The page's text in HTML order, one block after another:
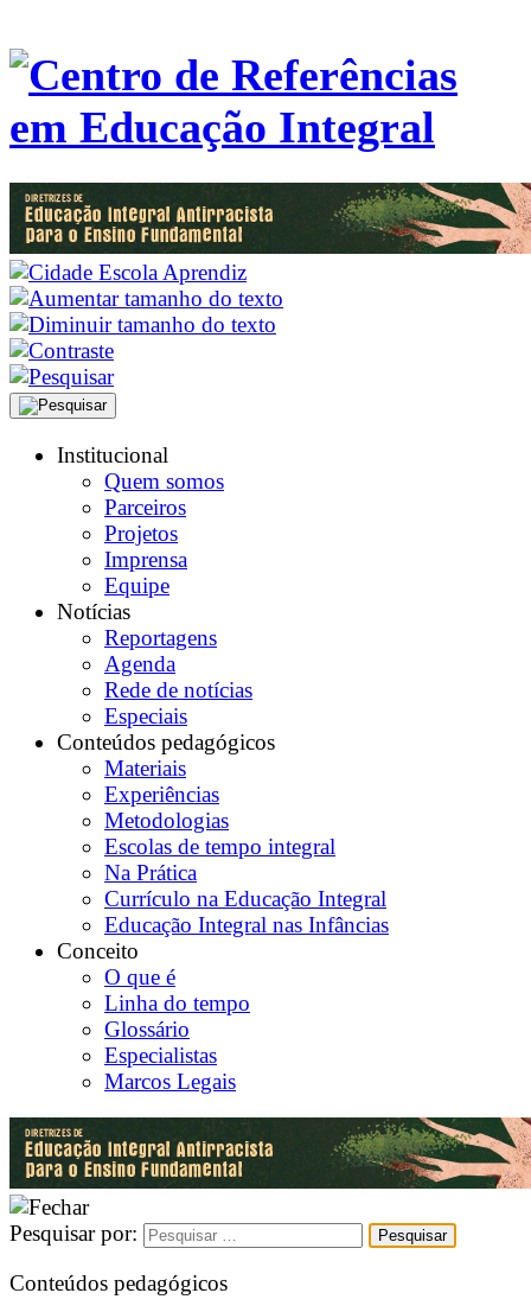
Institucional
Quem somos
Parceiros
Projetos
Imprensa
Equipe
Notícias
Reportagens
Agenda
Rede de notícias
Especiais
Conteúdos pedagógicos
Materiais
Experiências
Metodologias
Escolas de tempo integral
Na Prática
Currículo na Educação Integral
Educação Integral nas Infâncias
Conceito
O que é
Linha do tempo
Glossário
Especialistas
Marcos Legais
Pesquisar por:
Conteúdos pedagógicos